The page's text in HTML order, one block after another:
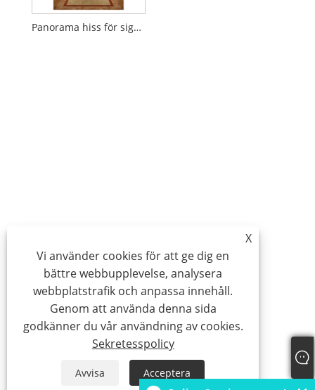
Panorama hiss för sightseeing
X
Vi använder cookies för att ge dig en
bättre webbupplevelse, analysera
webbplatstrafik och anpassa innehåll.
Genom att använda denna sida
godkänner du vår användning av cookies.
Sekretesspolicy
Avvisa
Acceptera